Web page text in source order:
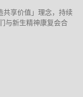
共享价值」理念，持续
与新生精神康复会合